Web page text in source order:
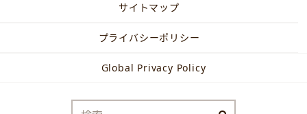
サイトマップ
プライバシーポリシー
Global Privacy Policy